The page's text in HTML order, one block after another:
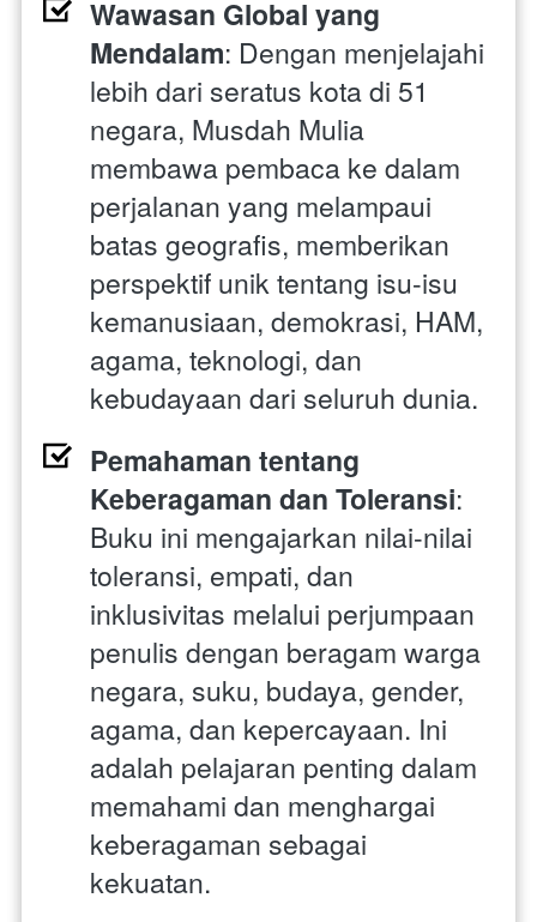
Wawasan Global yang
Mendalam: Dengan menjelajahi
lebih dari seratus kota di 51
negara, Musdah Mulia
membawa pembaca ke dalam
perjalanan yang melampaui
batas geografis, memberikan
perspektif unik tentang isu-isu
kemanusiaan, demokrasi, HAM,
agama, teknologi, dan
kebudayaan dari seluruh dunia.
Pemahaman tentang
Keberagaman dan Toleransi:
Buku ini mengajarkan nilai-nilai
toleransi, empati, dan
inklusivitas melalui perjumpaan
penulis dengan beragam warga
negara, suku, budaya, gender,
agama, dan kepercayaan. Ini
adalah pelajaran penting dalam
memahami dan menghargai
keberagaman sebagai
kekuatan.